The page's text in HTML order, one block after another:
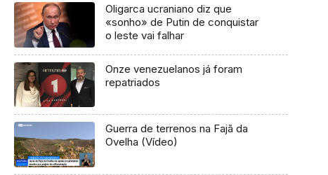
Oligarca ucraniano diz que
«sonho» de Putin de conquistar
o leste vai falhar
Onze venezuelanos já foram
repatriados
Guerra de terrenos na Fajã da
Ovelha (Vídeo)